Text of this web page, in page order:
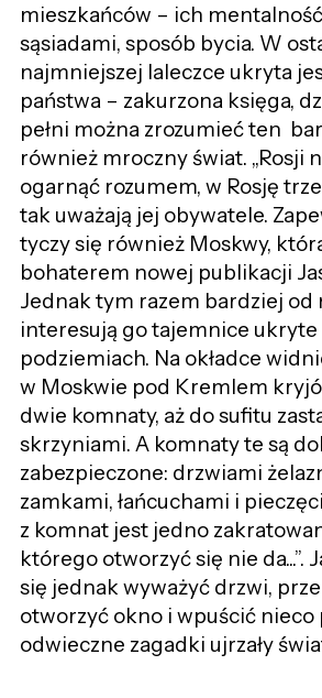
mieszkańców – ich
sąsiadami, sposób bycia. W
najmniejszej laleczce ukryta
państwa – zakurzona księga,
pełni można zrozumieć ten
również mroczny świat. „Rosji
ogarnąć rozumem, w Rosję
tak uważają jej obywatele.
tyczy się również Moskwy,
bohaterem nowej publikacji
Jednak tym razem bardziej od
interesują go tajemnice ukryte
podziemiach. Na okładce
w Moskwie pod Kremlem
dwie komnaty, aż do sufitu
skrzyniami. A komnaty te są
zabezpieczone: drzwiami
zamkami, łańcuchami i
z komnat jest jedno
którego otworzyć się nie da...”.
się jednak wyważyć drzwi,
otworzyć okno i wpuścić nieco
odwieczne zagadki ujrzały